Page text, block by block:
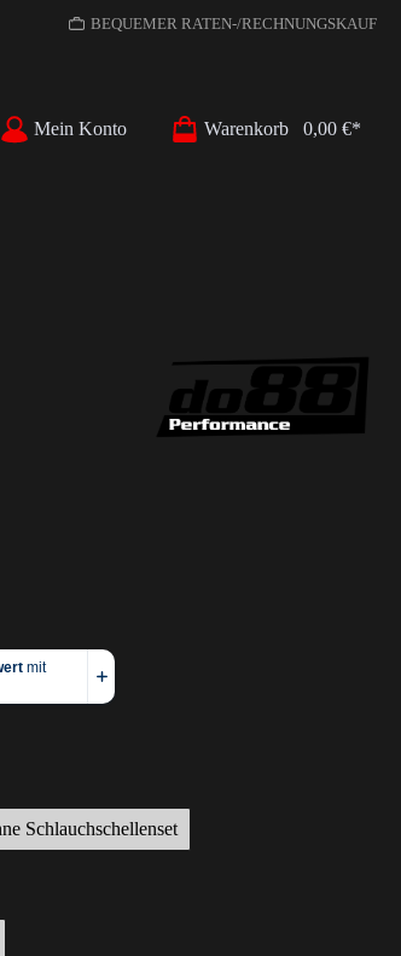
BEQUEMER RATEN-/RECHNUNGSKAUF
Mein Konto Warenkorb 0,00 €*
Schlauchschellenset